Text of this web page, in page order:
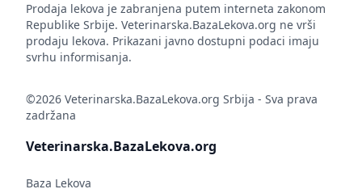
Prodaja lekova je zabranjena putem interneta zakonom
Republike Srbije. Veterinarska.BazaLekova.org ne vrši
prodaju lekova. Prikazani javno dostupni podaci imaju
svrhu informisanja.
©2026 Veterinarska.BazaLekova.org Srbija - Sva prava
zadržana
Veterinarska.BazaLekova.org
Baza Lekova